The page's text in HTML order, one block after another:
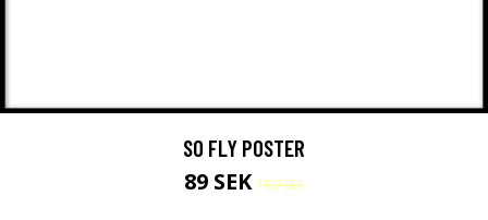
SO FLY POSTER
89 SEK 199 SEK